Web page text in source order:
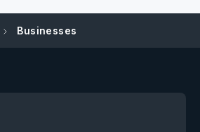
Businesses